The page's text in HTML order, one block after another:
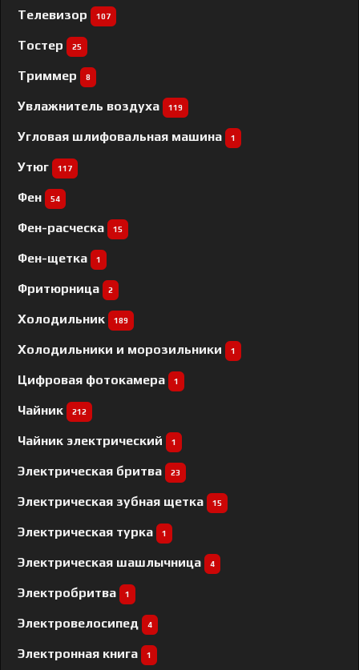
Телевизор 107
Тостер 25
Триммер 8
Увлажнитель воздуха 119
Угловая шлифовальная машина 1
Утюг 117
Фен 54
Фен-расческа 15
Фен-щетка 1
Фритюрница 2
Холодильник 189
Холодильники и морозильники 1
Цифровая фотокамера 1
Чайник 212
Чайник электрический 1
Электрическая бритва 23
Электрическая зубная щетка 15
Электрическая турка 1
Электрическая шашлычница 4
Электробритва 1
Электровелосипед 4
Электронная книга 1